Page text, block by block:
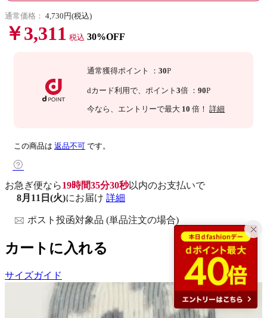
通常価格： 4,730円(税込)
￥3,311 税込 30%OFF
通常獲得ポイント ：30P
dカード利用で、ポイント3倍 ：90P
今なら 、エントリーで最大 10 倍！詳細
この商品は 返品不可 です。
お急ぎ便なら19時間35分29秒以内のお支払いで
8月11日(火)にお届け 詳細
ポスト投函対象品 (単品注文の場合)
カートに入れる
サイズガイド